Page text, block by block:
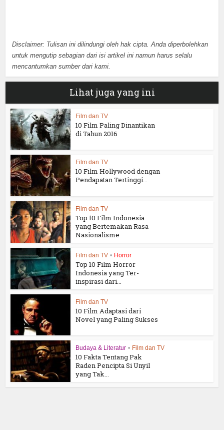
Disclaimer: Tulisan ini dilindungi oleh hak cipta. Anda diperbolehkan
untuk mengutip sebagian dari isi artikel ini namun harus selalu
mencantumkan sumber dari kami.
Lihat juga yang ini
Film dan TV
10 Film Paling Dinantikan
di Tahun 2016
Film dan TV
10 Film Hollywood dengan
Pendapatan Tertinggi...
Film dan TV
Top 10 Film Indonesia
yang Bertemakan Rasa
Nasionalisme
Film dan TV • Horror
Top 10 Film Horror
Indonesia yang Ter-
inspirasi dari...
Film dan TV
10 Film Adaptasi dari
Novel yang Paling Sukses
Budaya & Literatur • Film dan TV
10 Fakta Tentang Pak
Raden Pencipta Si Unyil
yang Tak...